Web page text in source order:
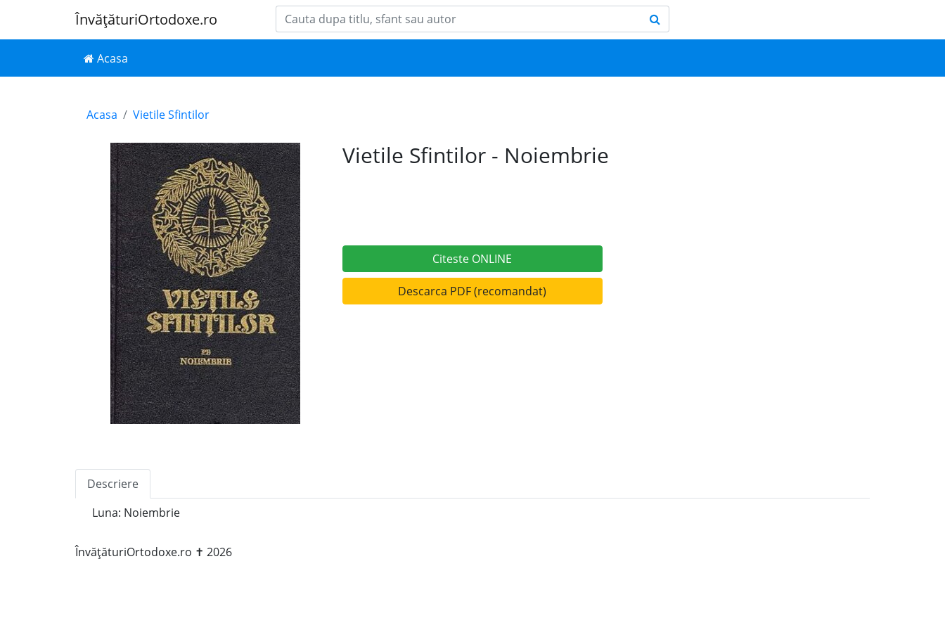
ÎnvățăturiOrtodoxe.ro
Acasa
Acasa Vietile Sfintilor
Vietile Sfintilor - Noiembrie
Citeste ONLINE
Descarca PDF (recomandat)
Descriere
Luna: Noiembrie
ÎnvățăturiOrtodoxe.ro ✝ 2026